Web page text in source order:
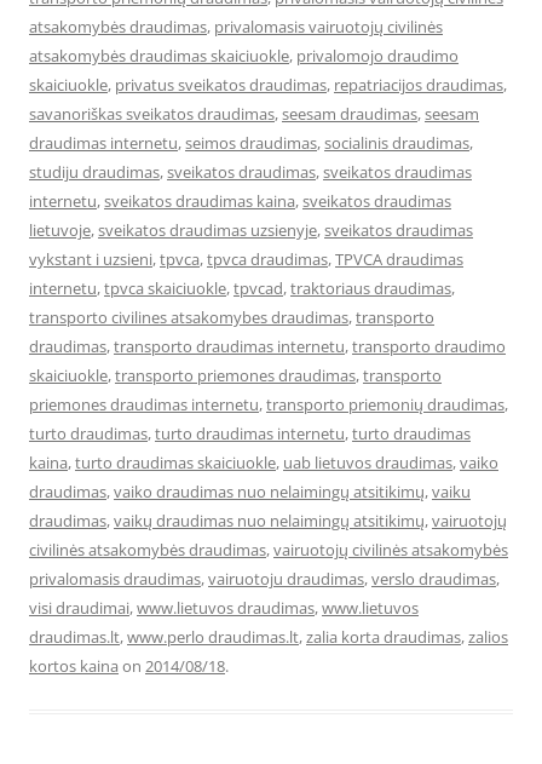
atsakomybės draudimas, privalomasis vairuotojų civilinės
atsakomybės draudimas skaiciuokle, privalomojo draudimo
skaiciuokle, privatus sveikatos draudimas, repatriacijos draudimas,
savanoriškas sveikatos draudimas,seesam draudimas,seesam
draudimas internetu,seimos draudimas,socialinis draudimas,
studiju draudimas,sveikatos draudimas,sveikatos draudimas
internetu,sveikatos draudimas kaina,sveikatos draudimas
lietuvoje,sveikatos draudimas uzsienyje,sveikatos draudimas
vykstant i uzsieni,tpvca,tpvca draudimas,TPVCA draudimas
internetu,tpvca skaiciuokle,tpvcad,traktoriaus draudimas,
transporto civilines atsakomybes draudimas,transporto
draudimas,transporto draudimas internetu,transporto draudimo
skaiciuokle,transporto priemones draudimas,transporto
priemones draudimas internetu,transporto priemonių draudimas,
turto draudimas,turto draudimas internetu,turto draudimas
kaina,turto draudimas skaiciuokle, uab lietuvos draudimas,vaiko
draudimas,vaiko draudimas nuo nelaimingų atsitikimų,vaiku
draudimas,vaikų draudimas nuo nelaimingų atsitikimų,vairuotojų
civilinės atsakomybės draudimas,vairuotojų civilinės atsakomybės
privalomasis draudimas,vairuotoju draudimas,verslo draudimas,
visi draudimai,www.lietuvos draudimas,www.lietuvos
draudimas.lt,www.perlo draudimas.lt,zalia korta draudimas,zalios
kortos kaina on 2014/08/18.